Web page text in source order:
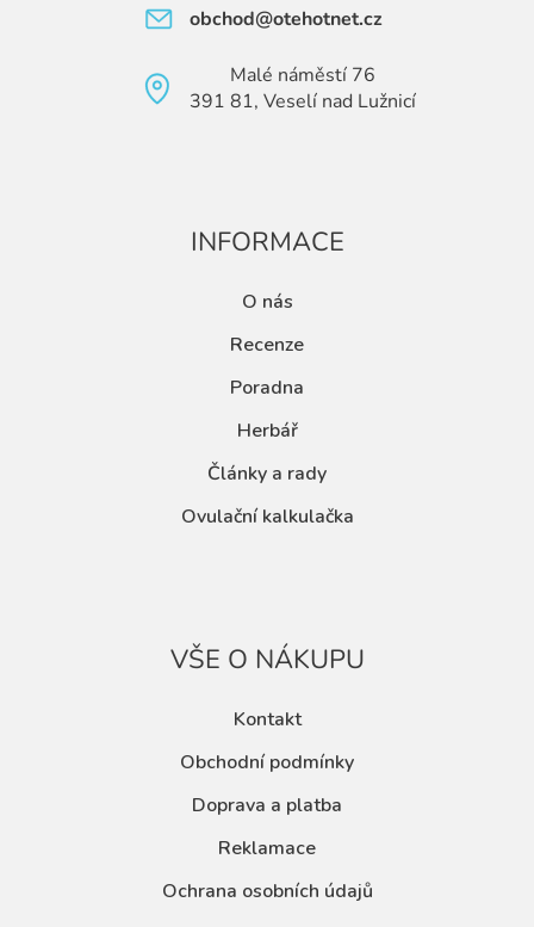
obchod@otehotnet.cz
Malé náměstí 76
391 81, Veselí nad Lužnicí
INFORMACE
O nás
Recenze
Poradna
Herbář
Články a rady
Ovulační kalkulačka
VŠE O NÁKUPU
Kontakt
Obchodní podmínky
Doprava a platba
Reklamace
Ochrana osobních údajů